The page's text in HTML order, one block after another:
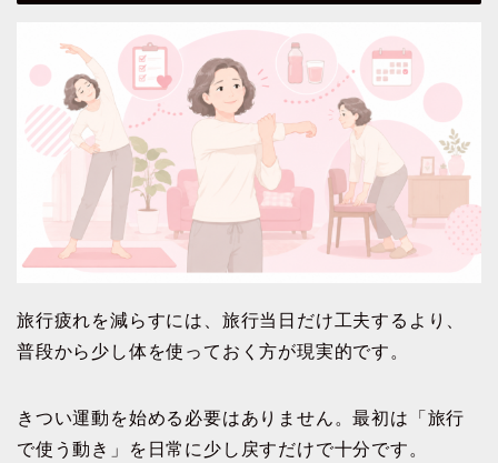
旅行疲れを減らすには、旅行当日だけ工夫するより、
普段から少し体を使っておく方が現実的です。
きつい運動を始める必要はありません。最初は「旅行
で使う動き」を日常に少し戻すだけで十分です。